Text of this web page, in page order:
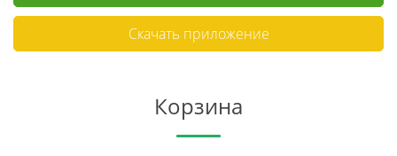
Скачать приложение
Корзина